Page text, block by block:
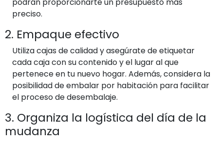
preciso.
2. Empaque efectivo
Utiliza cajas de calidad y asegúrate de etiquetar
cada caja con su contenido y el lugar al que
pertenece en tu nuevo hogar. Además, considera la
posibilidad de embalar por habitación para facilitar
el proceso de desembalaje.
3. Organiza la logística del día de la
mudanza